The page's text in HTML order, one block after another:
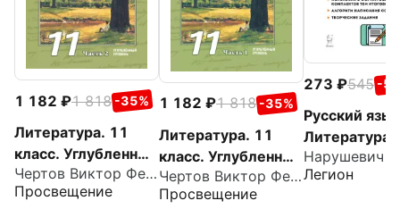
1 182 1 818 -35%
Литература. 11
класс. Углубленный
уровень. Учебное
пособие. Часть 2
Чертов Виктор Федорович
Просвещение
1 182 1 818 -35%
Литература. 11
класс. Углубленный
уровень. Учебное
пособие. Часть 1
Чертов Виктор Федорович
Просвещение
273 545 -
Русский
Литература.
класс.
выпускное
Легион